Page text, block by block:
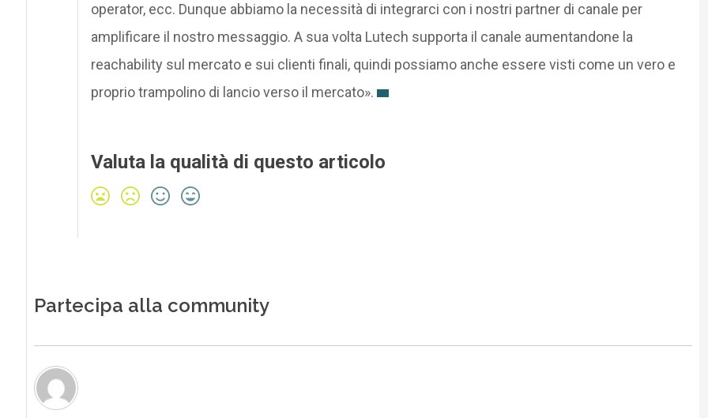
operator, ecc. Dunque abbiamo la necessità di integrarci con i nostri partner di canale per
amplificare il nostro messaggio. A sua volta Lutech supporta il canale aumentandone la
reachability sul mercato e sui clienti finali, quindi possiamo anche essere visti come un vero e
proprio trampolino di lancio verso il mercato».
Valuta la qualità di questo articolo
Partecipa alla community